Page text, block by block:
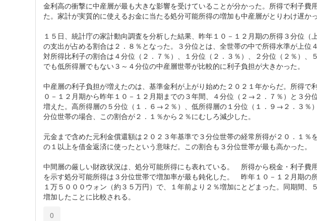
金利高の衝撃に中産層が最も大きな影響を受けていることが分かった。所得で利子費
た。家計が実質的に使えるお金に当たる処分可能所得の増加も中産層がとりわけ遅かっ
１５日、統計庁の家計動向調査を分析した結果、昨年１０－１２月期の所得３分位（
の支出が占める割合は２．８％となった。３分位とは、全世帯の中で所得水準が上位
対所得比利子の割合は４分位（２．７％）、１分位（２．３％）、２分位（２％）、
でも低所得層でもない３～４分位の中産層世帯が比較的に利子負担が大きかった。
中産層の利子負担が増えたのは、基準金利が上がり始めた２０２１年からだ。所得で
０－１２月期から昨年１０－１２月期までの３年間、４分位（２→２．７％）と３分
増えた。高所得層の５分位（１．６→２％）、低所得層の１分位（１．９→２．３％
分位世帯の場合、この割合が２．１％から２％にむしろ減少した。
元金まで含めた元利金償還額は２０２３年基準で３分位世帯の経常所得が２０．１％
の１以上を借金返済に使ったという意味だ。この割合も３分位世帯が最も高かった。
中間層の厳しい財政状況は、処分可能所得にも表れている。 所得から税金・利子費
を示す処分可能所得は３分位世帯で増加率が最も鈍化した。 昨年１０－１２月期の
１万５０００ウォン（約３５万円）で、１年前より２％増加にとどまった。同期間、
増加したことに比較される。
0